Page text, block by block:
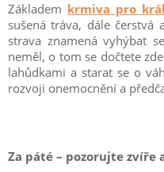
Základem krmiva pro
sušená tráva, dále čerstvá
strava znamená vyhýbat
neměl, o tom se dočtete
lahůdkami a starat se o
rozvoji onemocnění a
Za páté – pozorujte zvíře